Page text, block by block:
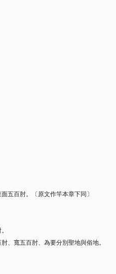
五百肘。〔原文作竿本章下同〕
、寬五百肘、為要分別聖地與俗地。